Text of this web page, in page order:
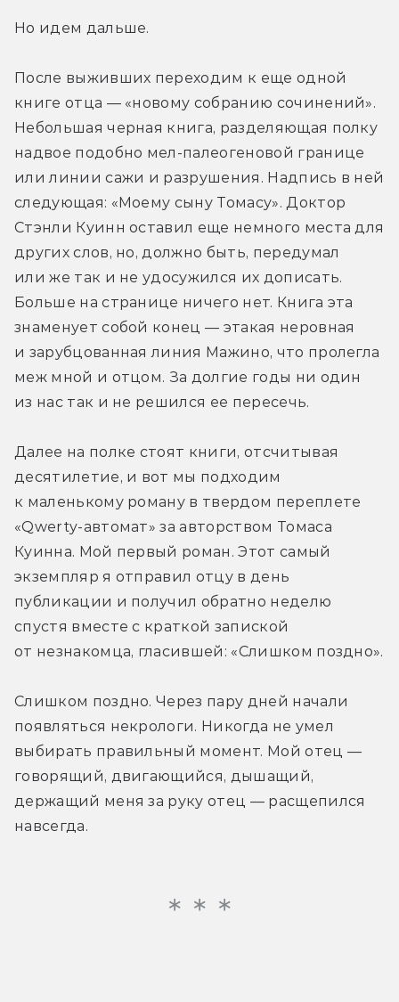
Но идем дальше.
После выживших переходим к еще одной
книге отца — «новому собранию сочинений».
Небольшая черная книга, разделяющая полку
надвое подобно мел-палеогеновой границе
или линии сажи и разрушения. Надпись в ней
следующая: «Моему сыну Томасу». Доктор
Стэнли Куинн оставил еще немного места для
других слов, но, должно быть, передумал
или же так и не удосужился их дописать.
Больше на странице ничего нет. Книга эта
знаменует собой конец — этакая неровная
и зарубцованная линия Мажино, что пролегла
меж мной и отцом. За долгие годы ни один
из нас так и не решился ее пересечь.
Далее на полке стоят книги, отсчитывая
десятилетие, и вот мы подходим
к маленькому роману в твердом переплете
«Qwerty-автомат» за авторством Томаса
Куинна. Мой первый роман. Этот самый
экземпляр я отправил отцу в день
публикации и получил обратно неделю
спустя вместе с краткой запиской
Слишком поздно. Через пару дней начали
появляться некрологи. Никогда не умел
выбирать правильный момент. Мой отец —
говорящий, двигающийся, дышащий,
держащий меня за руку отец — расщепился
навсегда.